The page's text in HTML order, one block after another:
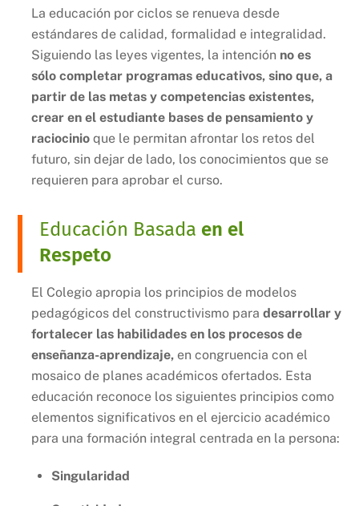
La educación por ciclos se renueva desde
estándares de calidad, formalidad e integralidad.
Siguiendo las leyes vigentes, la intención no es
sólo completar programas educativos, sino que, a
partir de las metas y competencias existentes,
crear en el estudiante bases de pensamiento y
raciocinioque le permitan afrontar los retos del
futuro, sin dejar de lado, los conocimientos que se
requieren para aprobar el curso.
Educación Basada en el
Respeto
El Colegio apropia los principios de modelos
pedagógicos del constructivismo para desarrollar y
fortalecer las habilidades en los procesos de
enseñanza-aprendizaje,en congruencia con el
mosaico de planes académicos ofertados. Esta
educación reconoce los siguientes principios como
elementos significativos en el ejercicio académico
para una formación integral centrada en la persona:
Singularidad